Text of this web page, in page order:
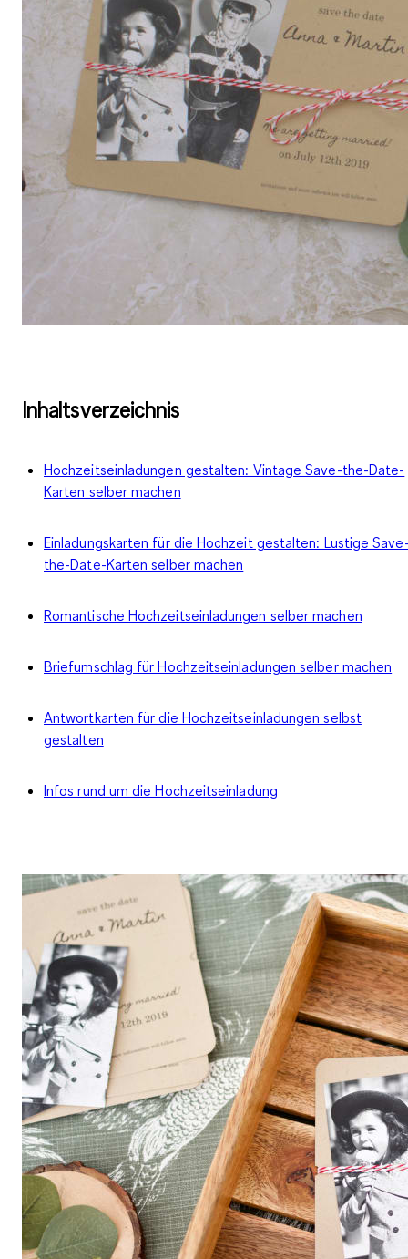
Inhaltsverzeichnis
Hochzeitseinladungen gestalten: Vintage Save-the-Date-
Karten selber machen
Einladungskarten für die Hochzeit gestalten: Lustige
the-Date-Karten selber machen
Romantische Hochzeitseinladungen selber machen
Briefumschlag für Hochzeitseinladungen selber machen
Antwortkarten für die Hochzeitseinladungen selbst
gestalten
Infos rund um die Hochzeitseinladung